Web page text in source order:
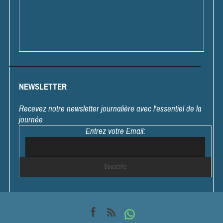
NEWSLETTER
Recevez notre newsletter journalière avec l'essentiel de la
journée
Entrez votre Email: